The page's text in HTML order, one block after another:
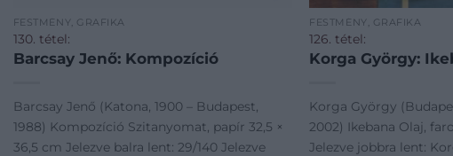
FESTMÉNY, GRAFIKA
130. tétel:
Barcsay Jenő: Kompozíció
Barcsay Jenő (Katona, 1900 – Budapest,
1988) Kompozíció Szitanyomat, papír 32,5 ×
36,5 cm Jelezve balra lent: 29/140 Jelezve
FESTMÉNY, GRAFIKA
126. tétel:
Korga György:
Korga György
2002) Ikebana Olaj,
Jelezve jobbra lent: